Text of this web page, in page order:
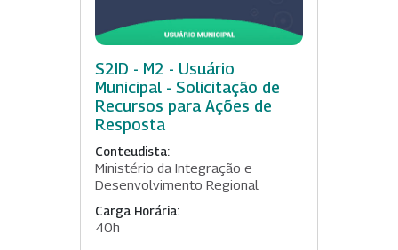
S2ID - M2 - Usuário
Municipal - Solicitação de
Recursos para Ações de
Resposta
Conteudista:
Ministério da Integração e
Desenvolvimento Regional
Carga Horária:
40h